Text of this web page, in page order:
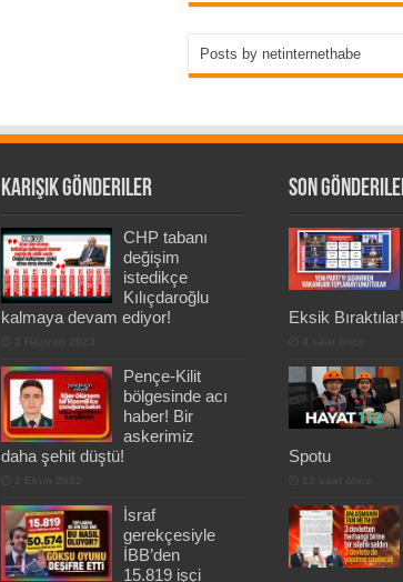
Posts by netinternethabe
Karışık Gönderiler
CHP tabanı
değişim
istedikçe
Kılıçdaroğlu
kalmaya devam ediyor!
Pençe-Kilit
bölgesinde acı
haber! Bir
askerimiz
daha şehit düştü!
İsraf
gerekçesiyle
İBB’den
15.819 işçi
Son
Eksik Bıraktılar!
Spotu